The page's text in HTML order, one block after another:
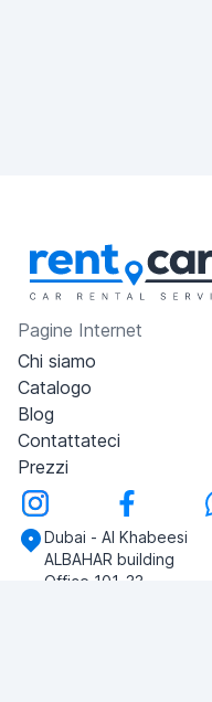
Pagine Internet
Chi siamo
Catalogo
Blog
Contattateci
Prezzi
Dubai - Al Khabeesi
ALBAHAR building
Office 101-33